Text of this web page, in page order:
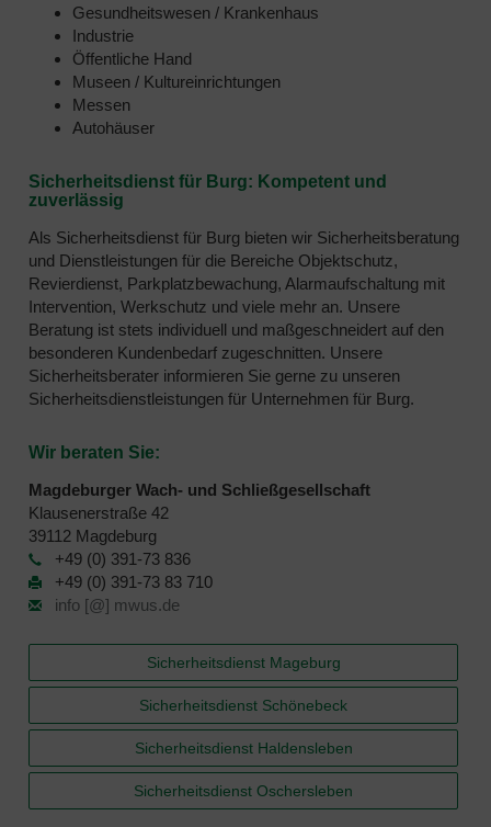
Gesundheitswesen / Krankenhaus
Industrie
Öffentliche Hand
Museen / Kultureinrichtungen
Messen
Autohäuser
Sicherheitsdienst für Burg: Kompetent und
zuverlässig
Als Sicherheitsdienst für Burg bieten wir Sicherheitsberatung
und Dienstleistungen für die Bereiche Objektschutz,
Revierdienst, Parkplatzbewachung, Alarmaufschaltung mit
Intervention, Werkschutz und viele mehr an. Unsere
Beratung ist stets individuell und maßgeschneidert auf den
besonderen Kundenbedarf zugeschnitten. Unsere
Sicherheitsberater informieren Sie gerne zu unseren
Sicherheitsdienstleistungen für Unternehmen für Burg.
Wir beraten Sie:
Magdeburger Wach- und Schließgesellschaft
Klausenerstraße 42
39112 Magdeburg
+49 (0) 391-73 836
+49 (0) 391-73 83 710
info [@] mwus.de
Sicherheitsdienst Mageburg
Sicherheitsdienst Schönebeck
Sicherheitsdienst Haldensleben
Sicherheitsdienst Oschersleben